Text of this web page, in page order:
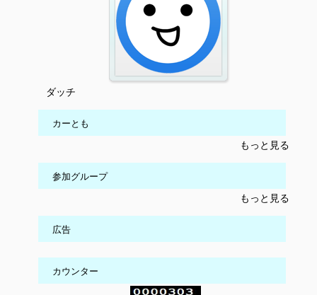
ダッチ
カーとも
もっと見る
参加グループ
もっと見る
広告
カウンター